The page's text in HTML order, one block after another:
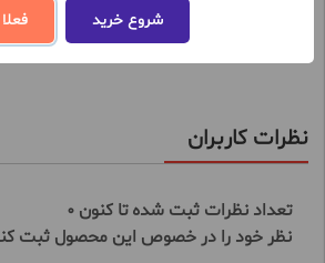
لطافت بخش پوست
مشاهده بیشتر
نظرات کاربران
تعداد نظرات ثبت شده تا کنون 0
نظر خود را در خصوص این محصول ثبت
شروع خرید